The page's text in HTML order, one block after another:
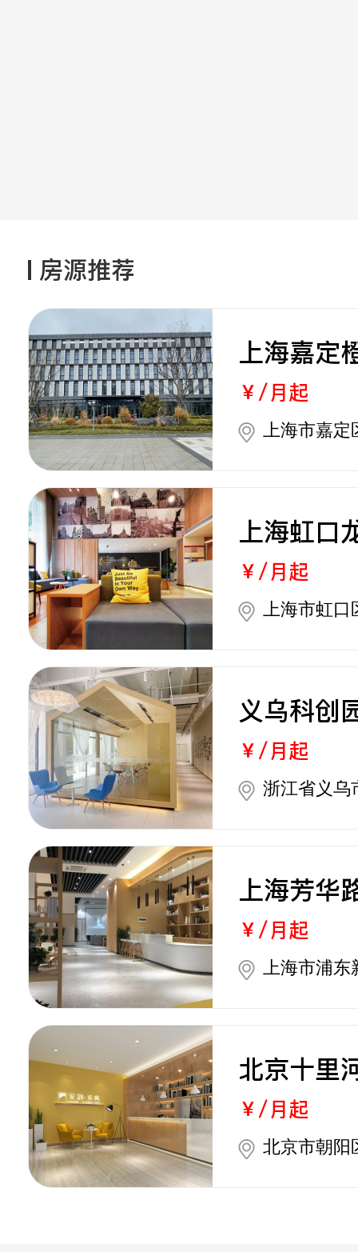
房源推荐
上海嘉定
￥/月起
上海市嘉定
上海虹口
￥/月起
上海市虹口
义乌科创
￥/月起
浙江省义乌
上海芳华
￥/月起
上海市浦东
北京十里
￥/月起
北京市朝阳